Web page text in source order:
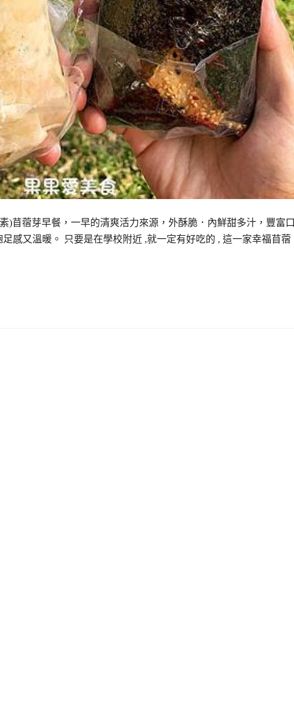
)苜蓿芽早餐，一早的清爽活力來源，外酥脆．內鮮甜多汁，豐富口
感又溫暖。 只要是在學校附近 ,就一定有好吃的 , 這一家幸福苜蓿